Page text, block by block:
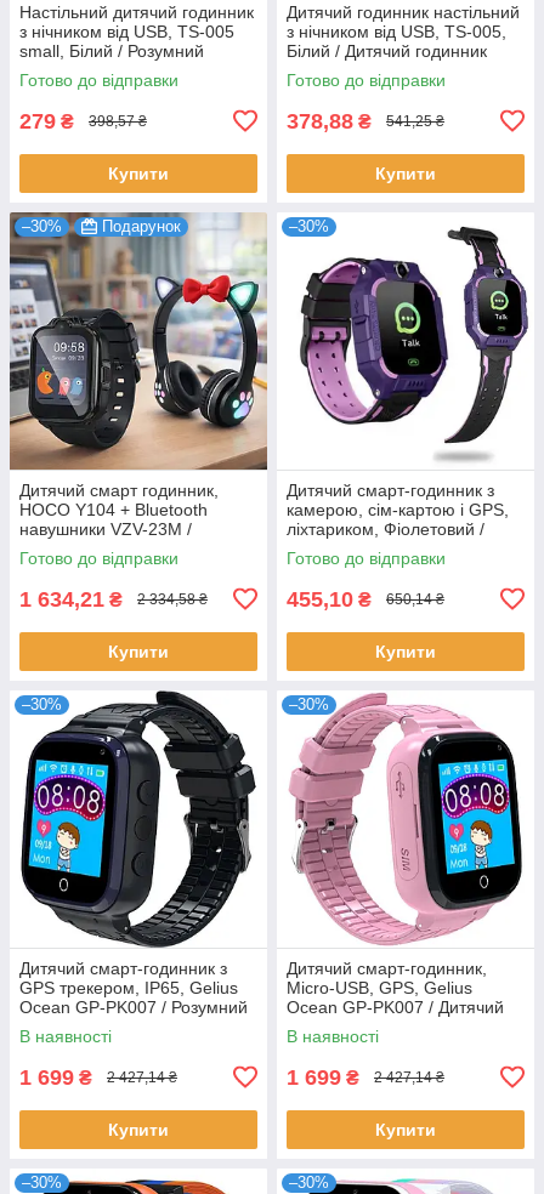
Настільний дитячий годинник
з нічником від USB, TS-005
small, Білий / Розумний
будильник / Дитячий
годинник нічник
Готово до відправки
279 ₴ 398,57 ₴
Купити
Дитячий годинник настільний
з нічником від USB, TS-005,
Білий / Дитячий годинник
нічник / Розумний будильник
дитячий
Готово до відправки
378,88 ₴ 541,25 ₴
Купити
–30% Подарунок
Дитячий смарт годинник,
HOCO Y104 + Bluetooth
навушники VZV-23M /
Розумний годинник для дітей
/ Смарт годинник / Годинник з
Готово до відправки
1 634,21 ₴ 2 334,58 ₴
Купити
–30%
Дитячий смарт-годинник з
камерою, сім-картою і GPS,
ліхтариком, Фіолетовий /
Розумний годинник для дітей
з функцією дзвінка
Готово до відправки
455,10 ₴ 650,14 ₴
Купити
–30%
Дитячий смарт-годинник з
GPS трекером, IP65, Gelius
Ocean GP-PK007 / Розумний
годинник для дітей / Смарт
годинник дитячий
В наявності
1 699 ₴ 2 427,14 ₴
Купити
–30%
Дитячий смарт-годинник,
Micro-USB, GPS, Gelius
Ocean GP-PK007 / Дитячий
годинник / Розумний
годинник для дитини
В наявності
1 699 ₴ 2 427,14 ₴
Купити
–30% –30%